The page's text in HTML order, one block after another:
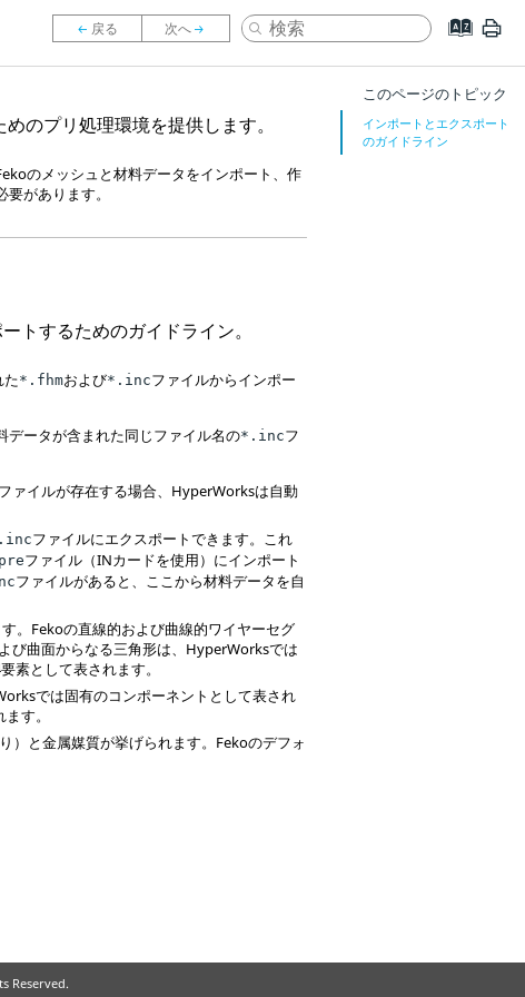
のプリ処理環境を提供します。
のメッシュと材料データをインポート、作
があります。
トするためのガイドライン。
た*.fhmおよび*.incファイルからインポー
データが含まれた同じファイル名の*.incフ
ファイルが存在する場合、 HyperWorksは自動
ファイルにエクスポートできます。これ
ファイル（INカードを使用）にインポート
ファイルがあると、ここから材料データを自
。 Fekoの直線的および曲線的ワイヤーセグ
び曲面からなる三角形は、 HyperWorksでは
素として表されます。
では固有のコンポーネントとして表され
す。
と金属媒質が挙げられます。 Fekoのデフォ
このページのトピック
インポートとエクスポート
のガイドライン
Reserved.